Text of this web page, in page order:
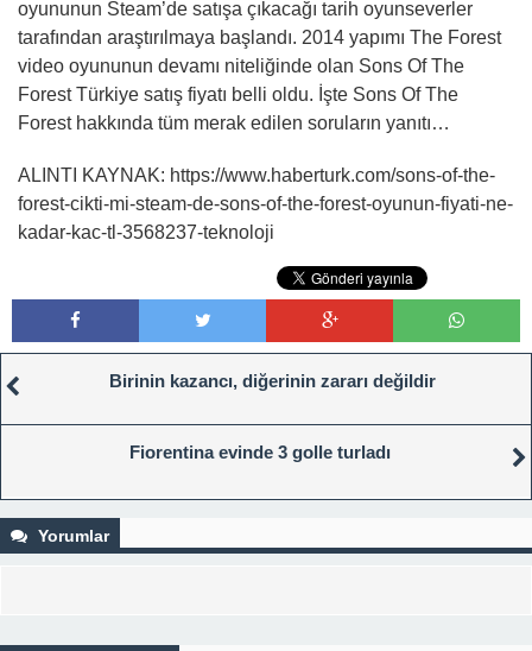
oyununun Steam’de satışa çıkacağı tarih oyunseverler
tarafından araştırılmaya başlandı. 2014 yapımı The Forest
video oyununun devamı niteliğinde olan Sons Of The
Forest Türkiye satış fiyatı belli oldu. İşte Sons Of The
Forest hakkında tüm merak edilen soruların yanıtı…
ALINTI KAYNAK: https://www.haberturk.com/sons-of-the-
forest-cikti-mi-steam-de-sons-of-the-forest-oyunun-fiyati-ne-
kadar-kac-tl-3568237-teknoloji
Birinin kazancı, diğerinin zararı değildir
Fiorentina evinde 3 golle turladı
Yorumlar